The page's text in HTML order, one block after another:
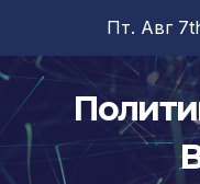
содержимому
Пт. Авг